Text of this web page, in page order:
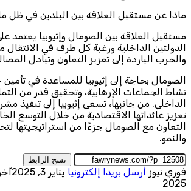
ماذا عن مستقبل العلاقة بين البلدين في ظل
مستقبل العلاقة بين الصومال وإثيوبيا يعتمد
الدولتين الداخلية ورغبة كل طرف في الانتقال
والحرب الباردة إلى تعزيز التعاون وتبادل
الصومال بحاجة إلى إثيوبيا للمساعدة في تأمين
نشاط الجماعات الإرهابية، وتحقيق قدر من
الداخلي. من جانبها، تسعى إثيوبيا إلى تنفيذ
تعزيز عائداتها الاقتصادية من خلال التوسع
التعاون مع الصومال جزءًا من استراتيجيتها
والنمو.
نسخ الرابط
فوري نيوز أرسل بريدا إلكترونيا يناير 3, 2025
2025